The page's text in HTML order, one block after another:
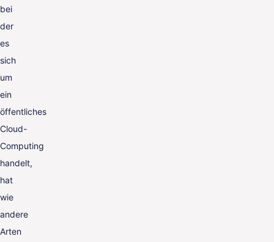
bei
der
es
sich
um
ein
öffentliches
Cloud-
Computing
handelt,
hat
wie
andere
Arten